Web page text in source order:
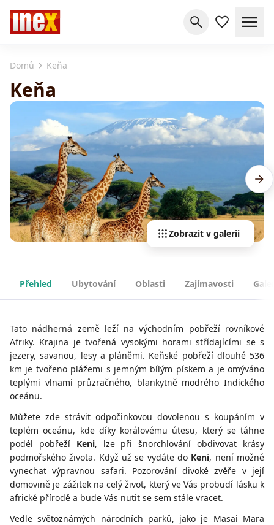
Domů Keňa
Keňa
Zobrazit v galerii
Přehled Ubytování Oblasti Zajímavosti
Tato nádherná země leží na východním pobřeží rovníkové
Afriky. Krajina je tvořená vysokými horami střídajícími se s
jezery, savanou, lesy a pláněmi. Keňské pobřeží dlouhé 536
km je tvořeno plážemi s jemným bílým pískem a je omýváno
teplými vlnami průzračného, blankytně modrého Indického
oceánu.
Můžete zde strávit odpočinkovou dovolenou s koupáním v
teplém oceánu, kde díky korálovému útesu, který se táhne
podél pobřeží Keni, lze při šnorchlování obdivovat krásy
podmořského života. Když už se vydáte do Keni, není možné
vynechat výpravnou safari. Pozorování divoké zvěře v její
domovině je zážitek na celý život, který ve Vás probudí lásku k
africké přírodě a bude Vás nutit se sem stále vracet.
Vedle světoznámých národních parků, jako je Masai Mara